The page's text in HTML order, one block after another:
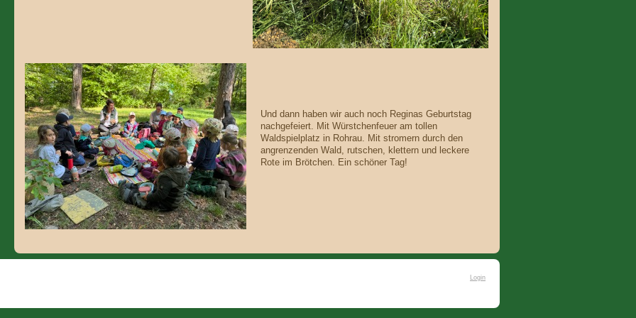
Und dann haben wir auch noch Reginas Geburtstag
nachgefeiert. Mit Würstchenfeuer am tollen
Waldspielplatz in Rohrau. Mit stromern durch den
angrenzenden Wald, rutschen, klettern und leckere
Rote im Brötchen. Ein schöner Tag!
Login